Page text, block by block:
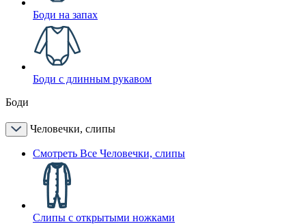
Боди на запах
Боди с длинным рукавом
Боди
Человечки, слипы
Смотреть Все Человечки, слипы
Слипы с открытыми ножками